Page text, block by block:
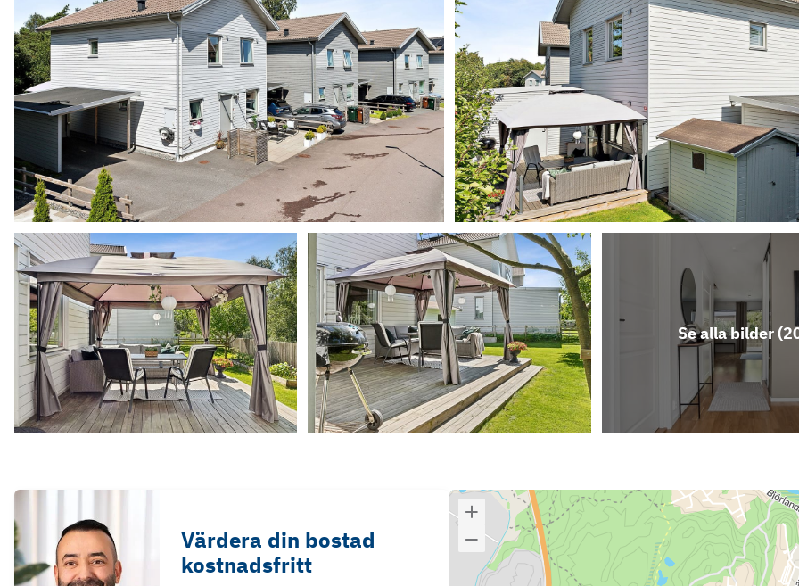
Se alla bilder (
Värdera din bostad
kostnadsfritt